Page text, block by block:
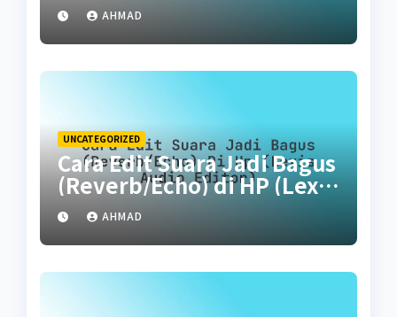
AHMAD
UNCATEGORIZED
Cara Edit Suara Jadi Bagus
(Reverb/Echo) di HP (Lexis
Audio Editor)
AHMAD